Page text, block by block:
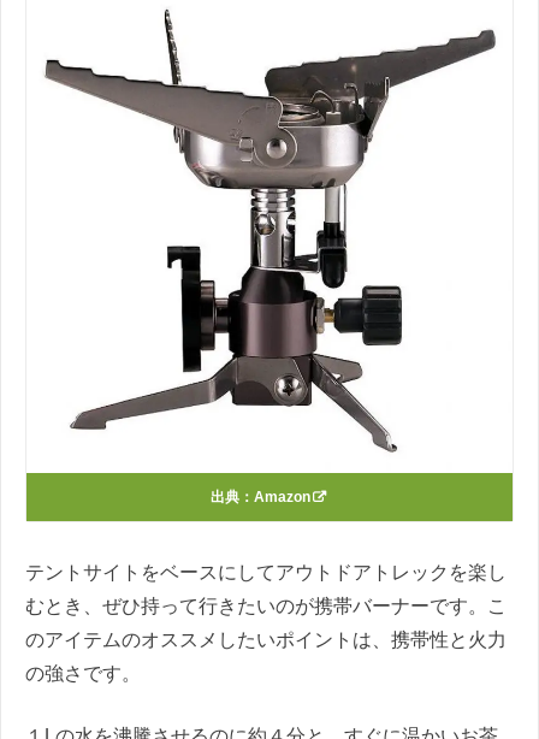
出典： Amazon
テントサイトをベースにしてアウトドアトレックを楽し
むとき、ぜひ持って行きたいのが携帯バーナーです。こ
のアイテムのオススメしたいポイントは、携帯性と火力
の強さです。